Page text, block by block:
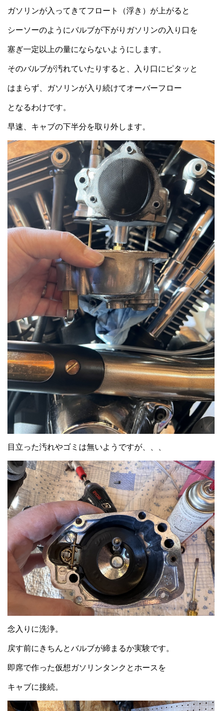
ガソリンが入ってきてフロート（浮き）が上がると
シーソーのようにバルブが下がりガソリンの入り口を
塞ぎ一定以上の量にならないようにします。
そのバルブが汚れていたりすると、入り口にピタッと
はまらず、ガソリンが入り続けてオーバーフロー
となるわけです。
早速、キャブの下半分を取り外します。
目立った汚れやゴミは無いようですが、、、
念入りに洗浄。
戻す前にきちんとバルブが締まるか実験です。
即席で作った仮想ガソリンタンクとホースを
キャブに接続。